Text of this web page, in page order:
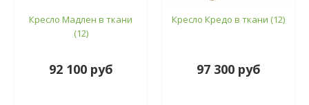
Кресло Мадлен в ткани
(12)
92 100 руб
Кресло Кредо в ткани (12)
97 300 руб